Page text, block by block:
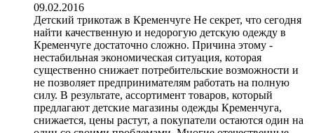
09.02.2016
Детский трикотаж в Кременчуге Не секрет, что сегодня
найти качественную и недорогую детскую одежду в
Кременчуге достаточно сложно. Причина этому -
нестабильная экономическая ситуация, которая
существенно снижает потребительские возможности и
не позволяет предпринимателям работать на полную
силу. В результате, ассортимент товаров, который
предлагают детские магазины одежды Кременчуга,
снижается, цены растут, а покупатели остаются один на